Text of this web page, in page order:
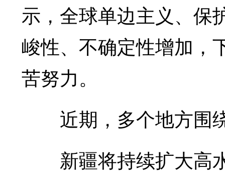
示，全球单边主义、保
峻性、不确定性增加，
苦努力。
近期，多个地方围
新疆将持续扩大高